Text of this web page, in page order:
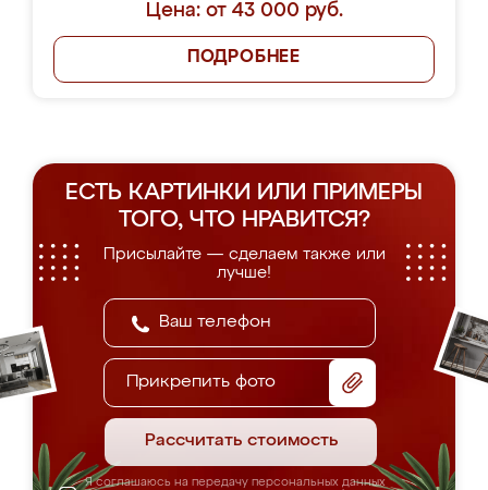
Цена: от 43 000 руб.
ПОДРОБНЕЕ
ЕСТЬ КАРТИНКИ ИЛИ ПРИМЕРЫ
ТОГО, ЧТО НРАВИТСЯ?
Присылайте — сделаем также или
лучше!
Прикрепить фото
Рассчитать стоимость
Я соглашаюсь на передачу персональных данных